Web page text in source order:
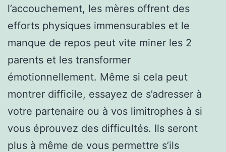
l’accouchement, les mères offrent des
efforts physiques immensurables et le
manque de repos peut vite miner les 2
parents et les transformer
émotionnellement. Même si cela peut
montrer difficile, essayez de s’adresser à
votre partenaire ou à vos limitrophes à si
vous éprouvez des difficultés. Ils seront
plus à même de vous permettre s’ils